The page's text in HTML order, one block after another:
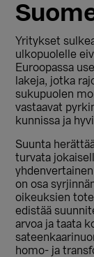
Yritykset
ulkopuolelle
Euroopassa
lakeja, jotka
sukupuolen
vastaavat
kunnissa ja
Suunta
turvata
on osa
oikeuksien
edistää
arvoa ja taata
homo- ja